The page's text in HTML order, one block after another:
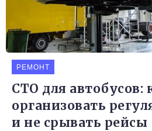
РЕМОНТ
СТО для автобусов:
организовать
и не срывать рейсы